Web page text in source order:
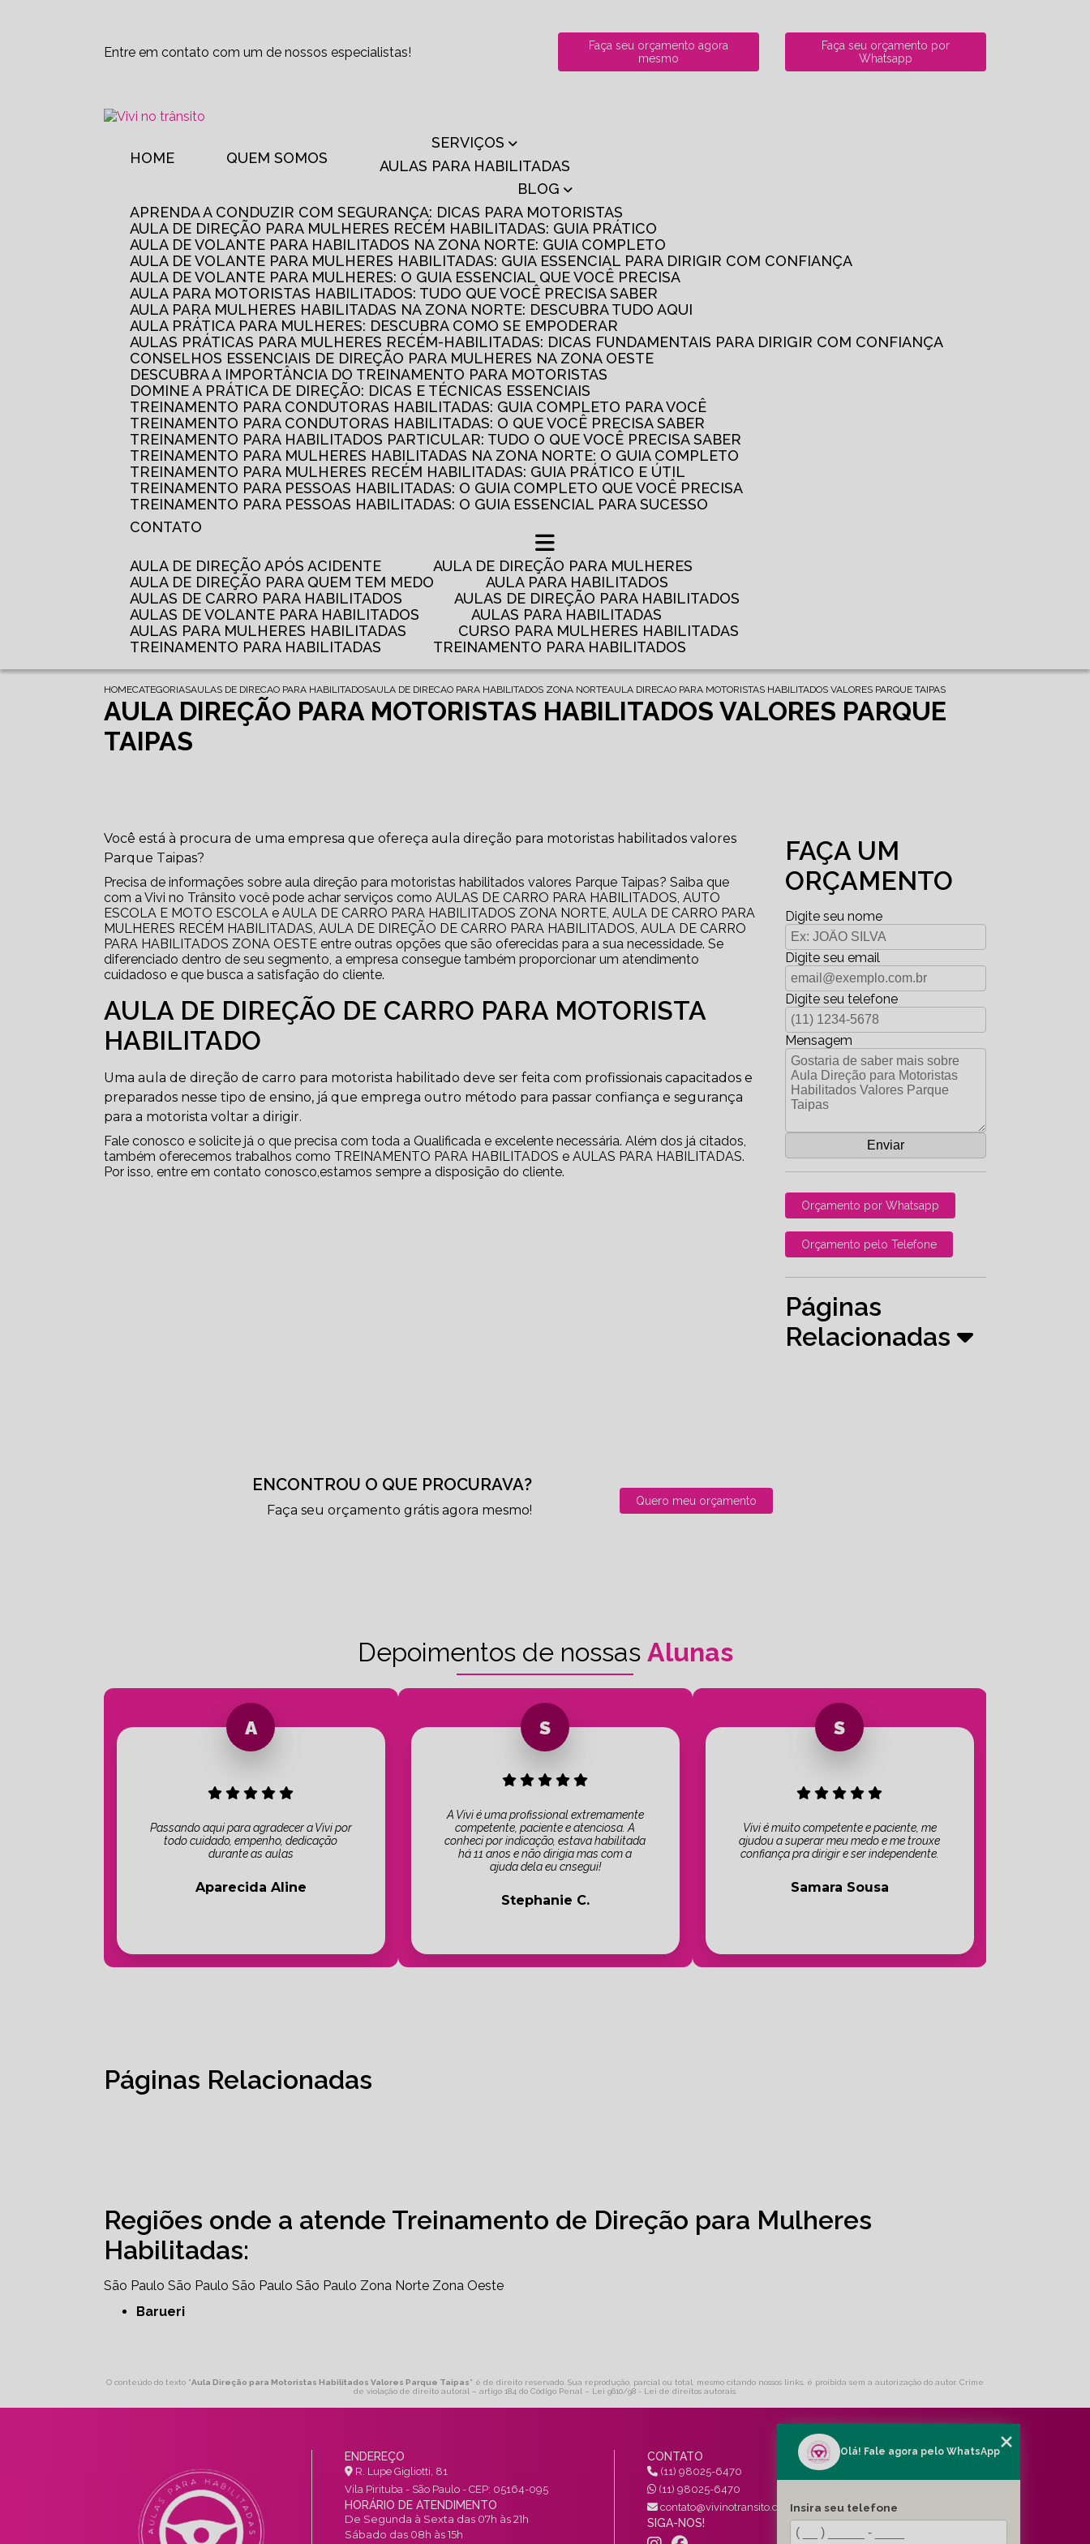
Entre em contato com um de nossos especialistas!
Faça seu orçamento agora
mesmo
Faça seu orçamento por
Whatsapp
HOME QUEM SOMOS
SERVIÇOS
AULAS PARA HABILITADAS
BLOG
APRENDA A CONDUZIR COM SEGURANÇA: DICAS PARA MOTORISTAS
AULA DE DIREÇÃO PARA MULHERES RECÉM HABILITADAS: GUIA PRÁTICO
AULA DE VOLANTE PARA HABILITADOS NA ZONA NORTE: GUIA COMPLETO
AULA DE VOLANTE PARA MULHERES HABILITADAS: GUIA ESSENCIAL PARA DIRIGIR COM CONFIANÇA
AULA DE VOLANTE PARA MULHERES: O GUIA ESSENCIAL QUE VOCÊ PRECISA
AULA PARA MOTORISTAS HABILITADOS: TUDO QUE VOCÊ PRECISA SABER
AULA PARA MULHERES HABILITADAS NA ZONA NORTE: DESCUBRA TUDO AQUI
AULA PRÁTICA PARA MULHERES: DESCUBRA COMO SE EMPODERAR
AULAS PRÁTICAS PARA MULHERES RECÉM-HABILITADAS: DICAS FUNDAMENTAIS PARA DIRIGIR COM CONFIANÇA
CONSELHOS ESSENCIAIS DE DIREÇÃO PARA MULHERES NA ZONA OESTE
DESCUBRA A IMPORTÂNCIA DO TREINAMENTO PARA MOTORISTAS
DOMINE A PRÁTICA DE DIREÇÃO: DICAS E TÉCNICAS ESSENCIAIS
TREINAMENTO PARA CONDUTORAS HABILITADAS: GUIA COMPLETO PARA VOCÊ
TREINAMENTO PARA CONDUTORAS HABILITADAS: O QUE VOCÊ PRECISA SABER
TREINAMENTO PARA HABILITADOS PARTICULAR: TUDO O QUE VOCÊ PRECISA SABER
TREINAMENTO PARA MULHERES HABILITADAS NA ZONA NORTE: O GUIA COMPLETO
TREINAMENTO PARA MULHERES RECÉM HABILITADAS: GUIA PRÁTICO E ÚTIL
TREINAMENTO PARA PESSOAS HABILITADAS: O GUIA COMPLETO QUE VOCÊ PRECISA
TREINAMENTO PARA PESSOAS HABILITADAS: O GUIA ESSENCIAL PARA SUCESSO
CONTATO
AULA DE DIREÇÃO APÓS ACIDENTE
AULA DE DIREÇÃO PARA MULHERES
AULA DE DIREÇÃO PARA QUEM TEM MEDO
AULA PARA HABILITADOS
AULAS DE CARRO PARA HABILITADOS
AULAS DE DIREÇÃO PARA HABILITADOS
AULAS DE VOLANTE PARA HABILITADOS
AULAS PARA HABILITADAS
AULAS PARA MULHERES HABILITADAS
CURSO PARA MULHERES HABILITADAS
TREINAMENTO PARA HABILITADAS
TREINAMENTO PARA HABILITADOS
HOMECATEGORIASAULAS DE DIRECAO PARA HABILITADOSAULA DE DIRECAO PARA HABILITADOS ZONA NORTEAULA DIRECAO PARA MOTORISTAS HABILITADOS VALORES PARQUE TAIPAS
AULA DIREÇÃO PARA MOTORISTAS HABILITADOS VALORES PARQUE
TAIPAS
Você está à procura de uma empresa que ofereça aula direção para motoristas habilitados valores
Parque Taipas?
Precisa de informações sobre aula direção para motoristas habilitados valores Parque Taipas? Saiba que
com a Vivi no Trânsito você pode achar serviços como AULAS DE CARRO PARA HABILITADOS, AUTO
ESCOLA E MOTO ESCOLA e AULA DE CARRO PARA HABILITADOS ZONA NORTE, AULA DE CARRO PARA
MULHERES RECÉM HABILITADAS, AULA DE DIREÇÃO DE CARRO PARA HABILITADOS, AULA DE CARRO
PARA HABILITADOS ZONA OESTE entre outras opções que são oferecidas para a sua necessidade. Se
diferenciado dentro de seu segmento, a empresa consegue também proporcionar um atendimento
cuidadoso e que busca a satisfação do cliente.
AULA DE DIREÇÃO DE CARRO PARA MOTORISTA
HABILITADO
Uma aula de direção de carro para motorista habilitado deve ser feita com profissionais capacitados e
preparados nesse tipo de ensino, já que emprega outro método para passar confiança e segurança
para a motorista voltar a dirigir.
Fale conosco e solicite já o que precisa com toda a Qualificada e excelente necessária. Além dos já citados,
também oferecemos trabalhos como TREINAMENTO PARA HABILITADOS e AULAS PARA HABILITADAS.
Por isso, entre em contato conosco,estamos sempre a disposição do cliente.
FAÇA UM
ORÇAMENTO
Digite seu nome
Digite seu email
Digite seu telefone
Mensagem
Orçamento por Whatsapp
Orçamento pelo Telefone
Páginas
Relacionadas
ENCONTROU O QUE PROCURAVA?
Faça seu orçamento grátis agora mesmo!
Quero meu orçamento
Depoimentos de nossas Alunas
Passando aqui para agradecer a Vivi por
todo cuidado, empenho, dedicação
durante as aulas
Aparecida Aline
A Vivi é uma profissional extremamente
competente, paciente e atenciosa. A
conheci por indicação, estava habilitada
há 11 anos e não dirigia mas com a
ajuda dela eu cnsegui!
Stephanie C.
Vivi é muito competente e paciente, me
ajudou a superar meu medo e me trouxe
confiança pra dirigir e ser independente.
Samara Sousa
Páginas Relacionadas
Regiões onde a atende Treinamento de Direção para Mulheres
Habilitadas:
São Paulo São Paulo São Paulo São Paulo Zona Norte Zona Oeste
Barueri
O conteúdo do texto "Aula Direção para Motoristas Habilitados Valores Parque Taipas" é de direito reservado. Sua reprodução, parcial ou total, mesmo citando nossos links, é proibida sem a autorização do autor. Crime
de violação de direito autoral – artigo 184 do Código Penal – Lei 9610/98 - Lei de direitos autorais.
ENDEREÇO
R. Lupe Gigliotti, 81
Vila Pirituba - São Paulo - CEP: 05164-095
HORÁRIO DE ATENDIMENTO
De Segunda à Sexta das 07h às 21h
Sábado das 08h às 15h
CONTATO
(11) 98025-6470
(11) 98025-6470
contato@vivinotransito.com.br
SIGA-NOS!
MENU
SERVIÇOS
Olá! Fale agora pelo WhatsApp
Insira seu telefone